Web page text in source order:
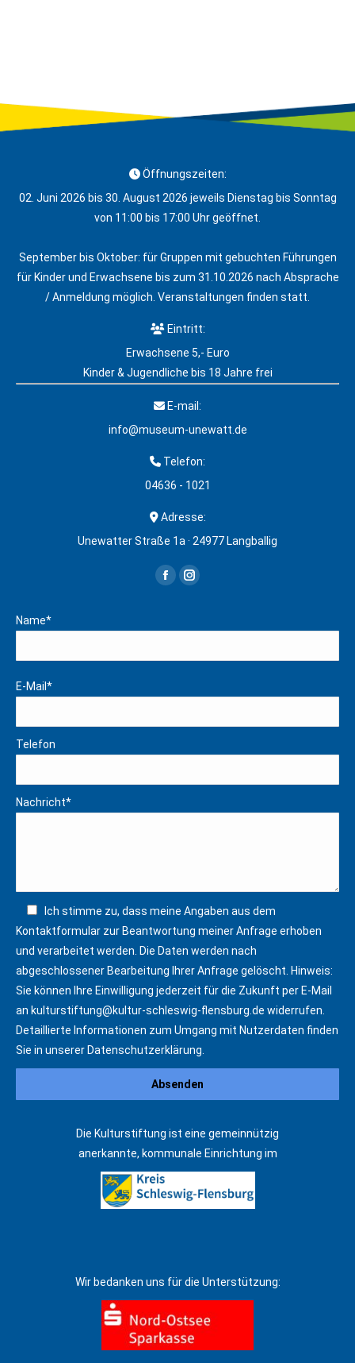
Öffnungszeiten:
02. Juni 2026 bis 30. August 2026 jeweils Dienstag bis Sonntag
von 11:00 bis 17:00 Uhr geöffnet.
September bis Oktober: für Gruppen mit gebuchten Führungen
für Kinder und Erwachsene bis zum 31.10.2026 nach Absprache
/ Anmeldung möglich. Veranstaltungen finden statt.
Eintritt:
Erwachsene 5,- Euro
Kinder & Jugendliche bis 18 Jahre frei
E-mail:
info@museum-unewatt.de
Telefon:
04636 - 1021
Adresse:
Unewatter Straße 1a · 24977 Langballig
FacebookInstagram
Name*
E-Mail*
Telefon
Nachricht*
Ich stimme zu, dass meine Angaben aus dem
Kontaktformular zur Beantwortung meiner Anfrage erhoben
und verarbeitet werden. Die Daten werden nach
abgeschlossener Bearbeitung Ihrer Anfrage gelöscht. Hinweis:
Sie können Ihre Einwilligung jederzeit für die Zukunft per E-Mail
an kulturstiftung@kultur-schleswig-flensburg.de widerrufen.
Detaillierte Informationen zum Umgang mit Nutzerdaten finden
Sie in unserer Datenschutzerklärung.
Die Kulturstiftung ist eine gemeinnützig
anerkannte, kommunale Einrichtung im
Wir bedanken uns für die Unterstützung: